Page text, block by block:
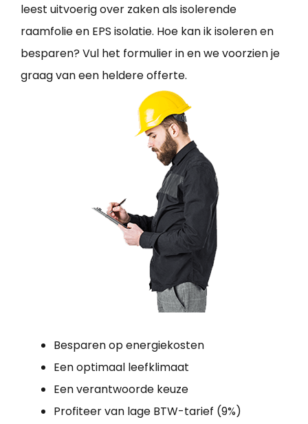
leest uitvoerig over zaken als isolerende
raamfolie en EPS isolatie. Hoe kan ik isoleren en
besparen? Vul het formulier in en we voorzien je
graag van een heldere offerte.
Besparen op energiekosten
Een optimaal leefklimaat
Een verantwoorde keuze
Profiteer van lage BTW-tarief (9%)